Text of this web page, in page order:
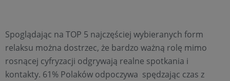
Spoglądając na TOP 5 najczęściej wybieranych form
relaksu można dostrzec, że bardzo ważną rolę mimo
rosnącej cyfryzacji odgrywają realne spotkania i
kontakty. 61% Polaków odpoczywa spędzając czas z